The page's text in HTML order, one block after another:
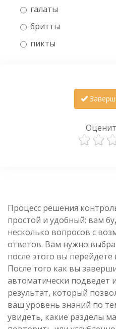
галаты
бритты
пикты
Процесс решения
простой и удобный: вам
несколько вопросов с
ответов. Вам нужно
после этого вы
После того как вы
автоматически подведет
результат, который
ваш уровень знаний по
увидеть, какие разделы